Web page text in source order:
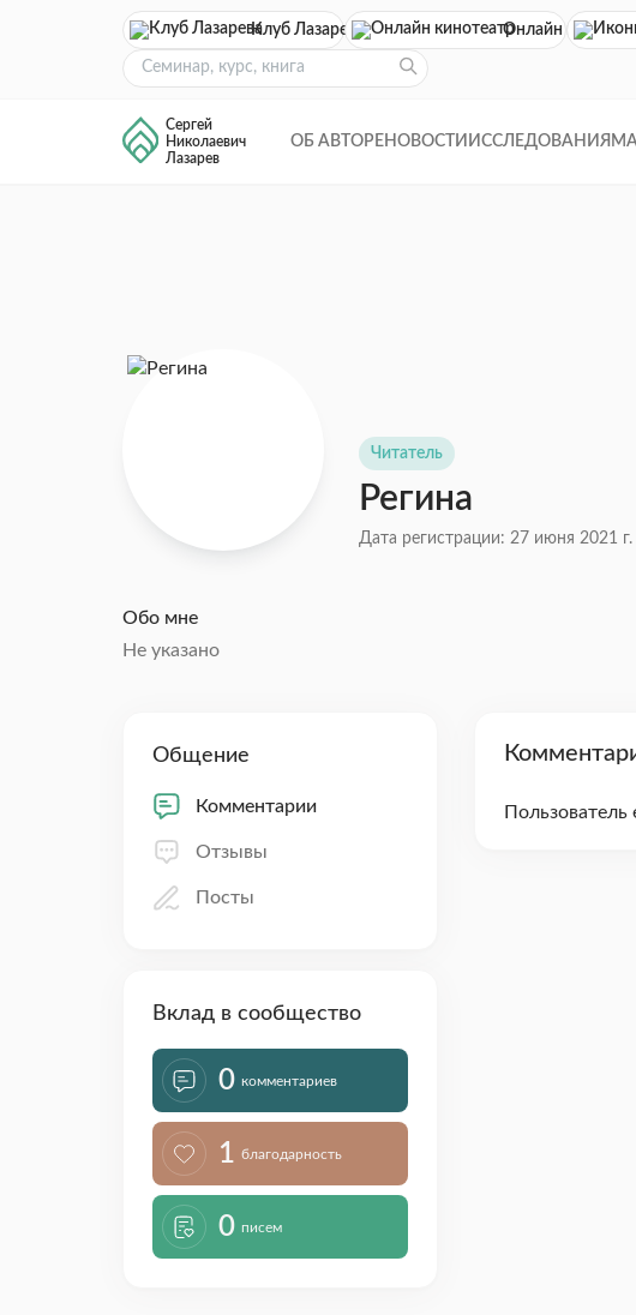
Клуб Лазарева Онлайн
Сергей
Николаевич
Лазарев
ОБ АВТОРЕ НОВОСТИ ИССЛЕДОВАНИЯ
Читатель
Регина
Дата регистрации: 27 июня 2021 г.
Обо мне
Не указано
Вклад в сообщество
0 комментариев
1 благодарность
0 писем
Общение
Комментарии
Отзывы
Посты